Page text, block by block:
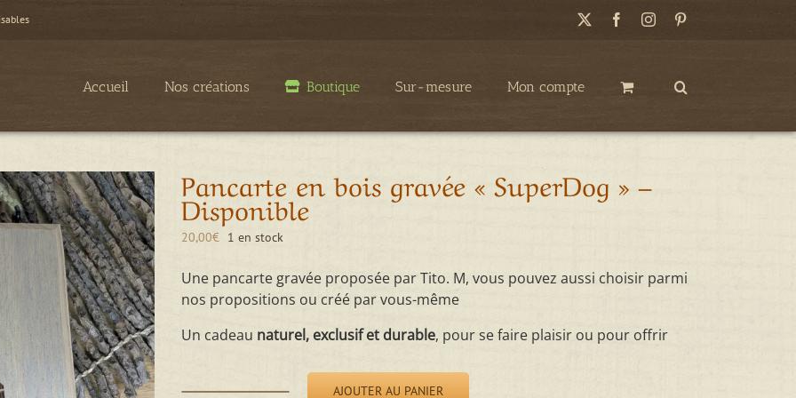
FacebookInstagram
Accueil Nos créations Boutique Sur-mesure Mon compte
Pancarte en bois gravée « SuperDog » –
Disponible
20,00€ 1 en stock
Une pancarte gravée proposée par Tito. M, vous pouvez aussi choisir parmi
nos propositions ou créé par vous-même
Un cadeau naturel, exclusif et durable, pour se faire plaisir ou pour offrir
AJOUTER AU PANIER